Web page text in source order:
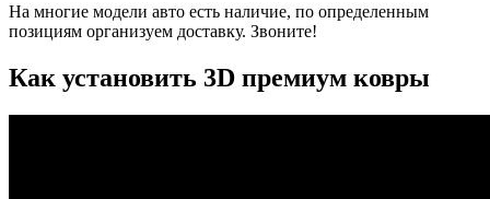
На многие модели авто есть наличие, по определенным
позициям организуем доставку. Звоните!
Как установить 3D премиум ковры